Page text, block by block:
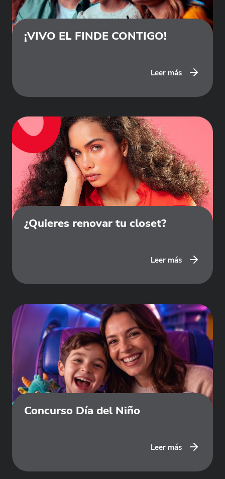
¡VIVO EL FINDE CONTIGO!
Leer más
¿Quieres renovar tu closet?
Leer más
Concurso Día del Niño
Leer más